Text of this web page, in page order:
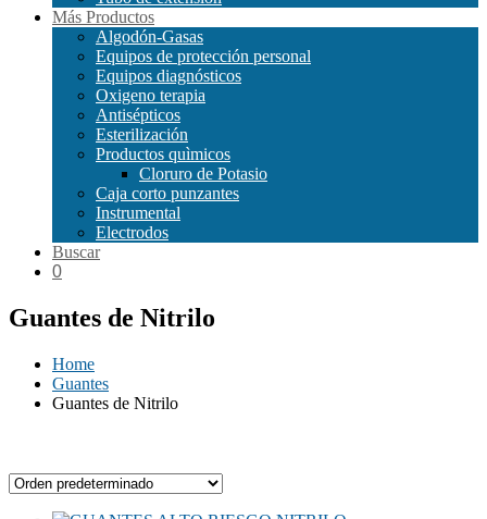
Más Productos
Algodón-Gasas
Equipos de protección personal
Equipos diagnósticos
Oxigeno terapia
Antisépticos
Esterilización
Productos quìmicos
Cloruro de Potasio
Caja corto punzantes
Instrumental
Electrodos
Buscar
0
Guantes de Nitrilo
Home
Guantes
Guantes de Nitrilo